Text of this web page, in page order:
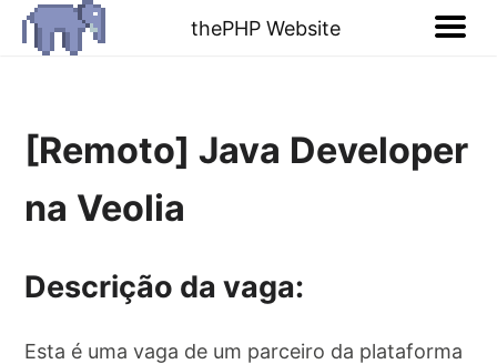
thePHP Website
[Remoto] Java Developer
na Veolia
Descrição da vaga:
Esta é uma vaga de um parceiro da plataforma